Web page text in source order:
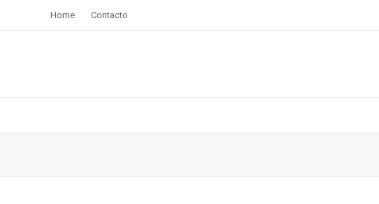
Home Contacto